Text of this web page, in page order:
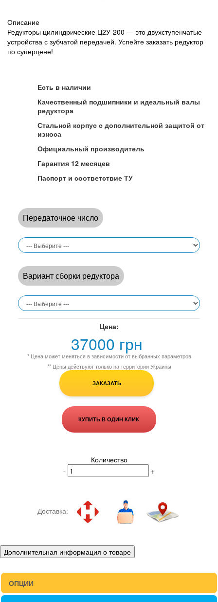
Описание
Редукторы цилиндрические Ц2У-200 — это двухступенчатые
устройства с зубчатой передачей. Успейте заказать редуктор
по суперцене!
Есть в наличии
Качественный подшипники и идеальный валы
редуктора
Стальной корпус с дополнительной защитой от
износа
Официальный производитель
Гарантия 12 месяцев
Паспорт и соответствие ТУ
Передаточное число
Вариант сборки редуктора
Цена:
37000 грн
* Цена может меняться в зависимости от выбранных параметров
** Цены действуют только на территории Украины
ЗАКАЗАТЬ
КУПИТЬ В ОДИН КЛИК
Количество
-
+
Доставка:
Дополнительная информация о товаре
ОПЦИИ